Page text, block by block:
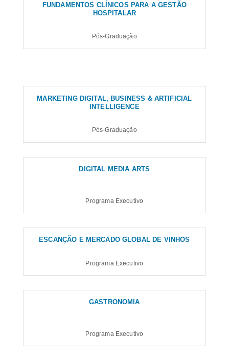
FUNDAMENTOS CLÍNICOS PARA A GESTÃO
HOSPITALAR
Pós-Graduação
MARKETING DIGITAL, BUSINESS & ARTIFICIAL
INTELLIGENCE
Pós-Graduação
DIGITAL MEDIA ARTS
Programa Executivo
ESCANÇÃO E MERCADO GLOBAL DE VINHOS
Programa Executivo
GASTRONOMIA
Programa Executivo